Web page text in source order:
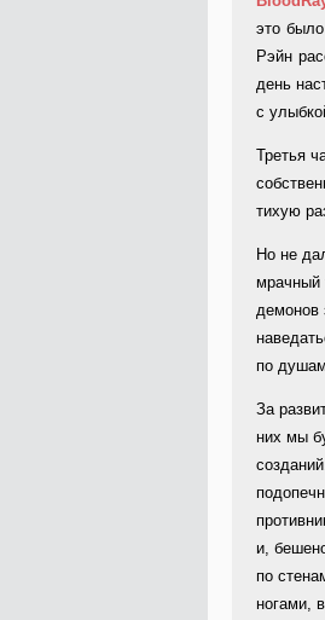
это
Рэйн
день
с
Третья
тихую
Но не
мрачный
демонов
по душам.
За
них мы
и,
по
ногами,